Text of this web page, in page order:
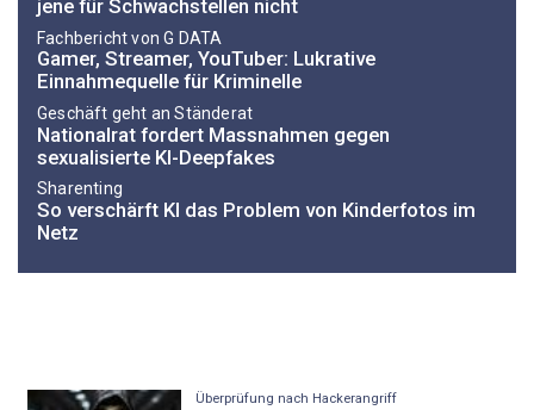
jene für Schwachstellen nicht
Fachbericht von G DATA
Gamer, Streamer, YouTuber: Lukrative
Einnahmequelle für Kriminelle
Geschäft geht an Ständerat
Nationalrat fordert Massnahmen gegen
sexualisierte KI-Deepfakes
Sharenting
So verschärft KI das Problem von Kinderfotos im
Netz
Überprüfung nach Hackerangriff